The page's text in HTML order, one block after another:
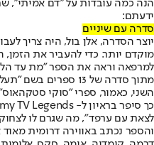
הנה כמה עובדות על "דם אמיתי",
ידעתם:
סדרה עם שיניים
יוצר הסדרה, אלן בול, היה צריך
מוקדם יותר. כדי להעביר את הזמן,
למרפאה וראה את הספר "מת עד
מתוך סדרה של 13
השני, כאמור, ספרי "סוקי
לצאת עם ערפד", מה שגרם לו
והספר נכתב באווירה דרומית